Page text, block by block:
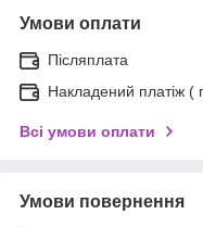
Умови оплати
Післяплата
Накладений платіж (
Всі умови оплати
Умови повернення